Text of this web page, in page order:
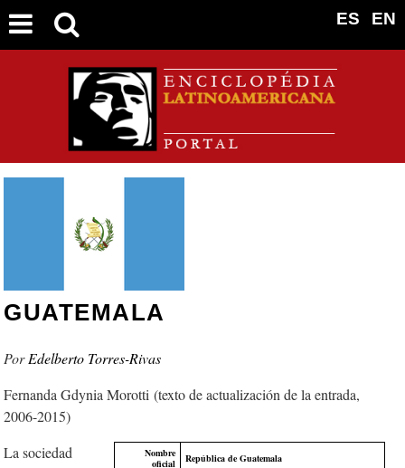
EN
ES
GUATEMALA
Edelberto Torres-Rivas
Fernanda Gdynia Morotti (texto de actualización de la entrada,
2006-2015)
Nombre
oficial
República de Guatemala
La sociedad